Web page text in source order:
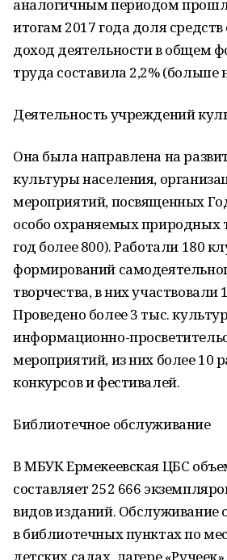
аналогичным периодом
итогам 2017 года доля
доход деятельности в общем
труда составила 2,2% (больше
Деятельность учреждений
Она была направлена на
культуры населения,
мероприятий, посвященных
особо охраняемых природных
год более 800). Работали 180
формирований
творчества, в них участвовали
Проведено более 3 тыс.
информационно-
мероприятий, из них более 10
конкурсов и фестивалей.
Библиотечное обслуживание
В МБУК Ермекеевская ЦБС
составляет 252 666
видов изданий. Обслуживание
в библиотечных пунктах по